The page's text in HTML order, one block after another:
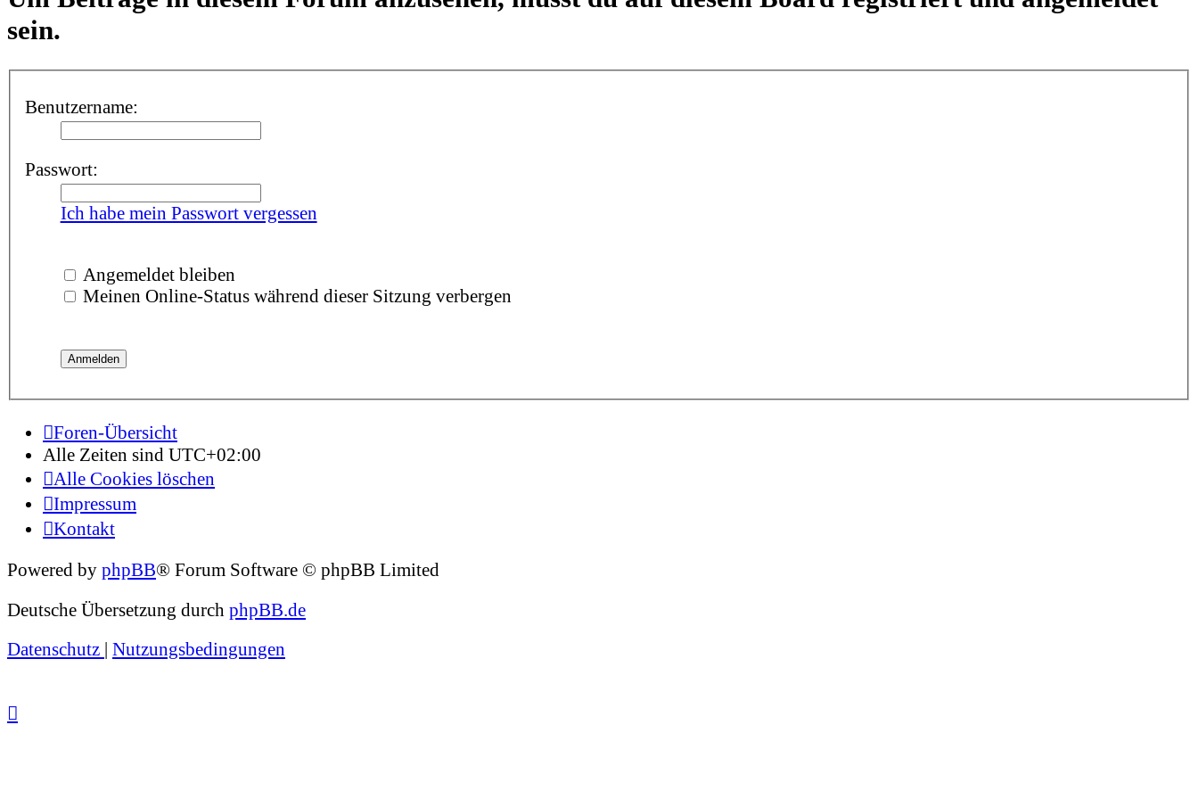
sein.
Benutzername:
Passwort:
Ich habe mein Passwort vergessen
Angemeldet bleiben
Meinen Online-Status während dieser Sitzung verbergen
Foren-Übersicht
Alle Zeiten sind UTC+02:00
Alle Cookies löschen
Impressum
Kontakt
Powered by phpBB® Forum Software © phpBB Limited
Deutsche Übersetzung durch phpBB.de
Datenschutz | Nutzungsbedingungen